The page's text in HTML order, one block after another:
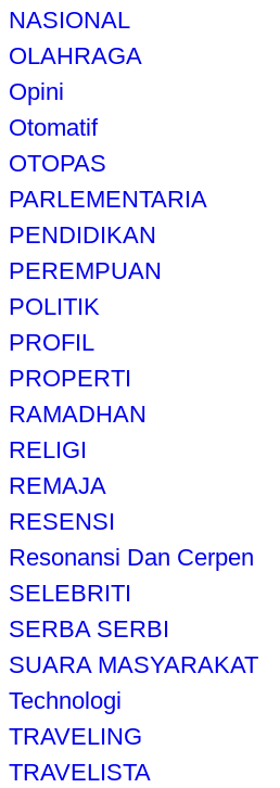
NASIONAL
OLAHRAGA
Opini
Otomatif
OTOPAS
PARLEMENTARIA
PENDIDIKAN
PEREMPUAN
POLITIK
PROFIL
PROPERTI
RAMADHAN
RELIGI
REMAJA
RESENSI
Resonansi Dan Cerpen
SELEBRITI
SERBA SERBI
SUARA MASYARAKAT
Technologi
TRAVELING
TRAVELISTA